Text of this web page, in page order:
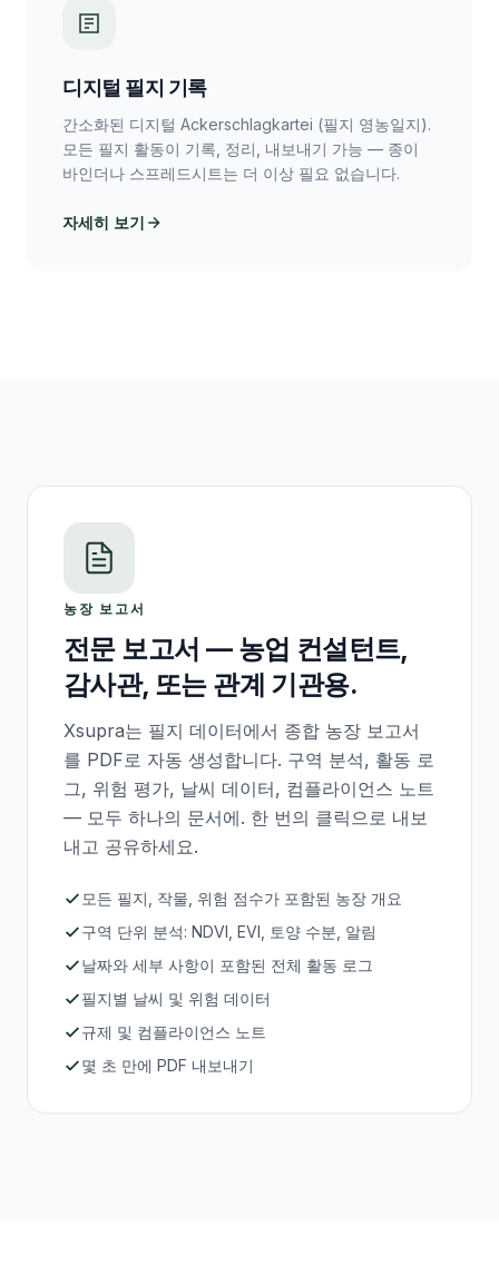
디지털 필지 기록
간소화된 디지털 Ackerschlagkartei (필지 영농일지).
모든 필지 활동이 기록, 정리, 내보내기 가능 — 종이
바인더나 스프레드시트는 더 이상 필요 없습니다.
자세히 보기
농장 보고서
전문 보고서 — 농업 컨설턴트,
감사관, 또는 관계 기관용.
Xsupra는 필지 데이터에서 종합 농장 보고서
를 PDF로 자동 생성합니다. 구역 분석, 활동 로
그, 위험 평가, 날씨 데이터, 컴플라이언스 노트
— 모두 하나의 문서에. 한 번의 클릭으로 내보
내고 공유하세요.
모든 필지, 작물, 위험 점수가 포함된 농장 개요
구역 단위 분석: NDVI, EVI, 토양 수분, 알림
날짜와 세부 사항이 포함된 전체 활동 로그
필지별 날씨 및 위험 데이터
규제 및 컴플라이언스 노트
몇 초 만에 PDF 내보내기